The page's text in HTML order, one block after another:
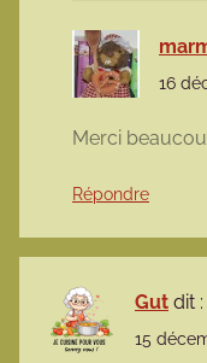
16
Merci
Répondre
Gut dit :
15